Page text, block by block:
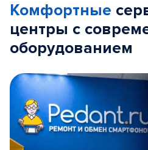
Комфортные
центры с
оборудованием